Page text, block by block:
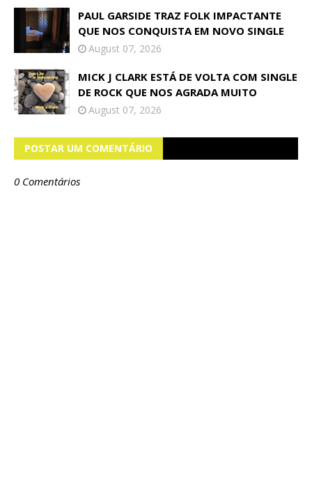
PAUL GARSIDE TRAZ FOLK IMPACTANTE
QUE NOS CONQUISTA EM NOVO SINGLE
August 07, 2026
MICK J CLARK ESTÁ DE VOLTA COM SINGLE
DE ROCK QUE NOS AGRADA MUITO
August 07, 2026
POSTAR UM COMENTÁRIO
0 Comentários